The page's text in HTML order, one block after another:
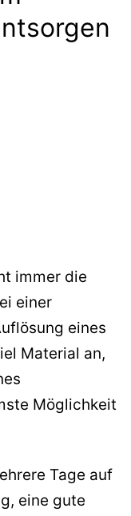
immer die
einer
eines
Material an,
Möglichkeit
Tage auf
eine gute